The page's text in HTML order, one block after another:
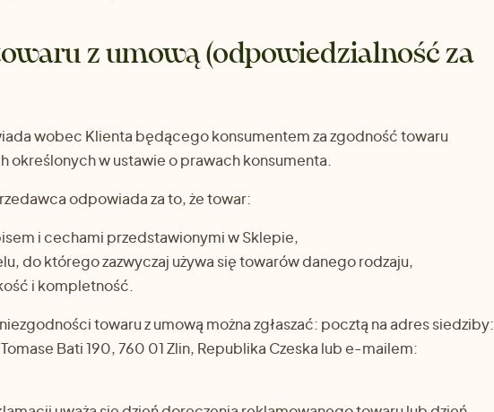
z umową (odpowiedzialność za
wobec Klienta będącego konsumentem za zgodność towaru
określonych w ustawie o prawach konsumenta.
odpowiada za to, że towar:
i cechami przedstawionymi w Sklepie,
do którego zazwyczaj używa się towarów danego rodzaju,
i kompletność.
towaru z umową można zgłaszać: pocztą na adres siedziby:
Bati 190, 760 01 Zlin, Republika Czeska lub e-mailem: